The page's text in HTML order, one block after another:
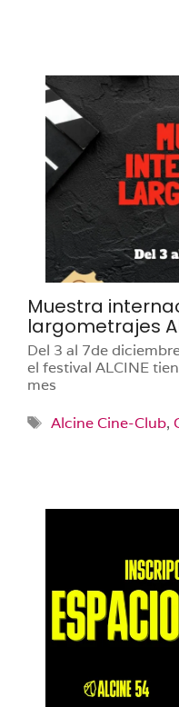
Muestra
largometrajes
Del 3 al 7de
el festival ALCINE
mes
Etiquetas
Alcine Cine-Club,